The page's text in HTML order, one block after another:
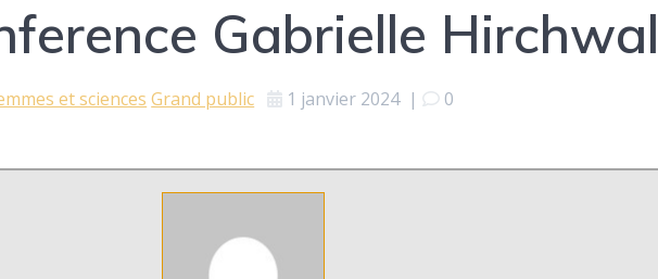
Gabrielle
et sciences Grand public 1 janvier 2024| 0